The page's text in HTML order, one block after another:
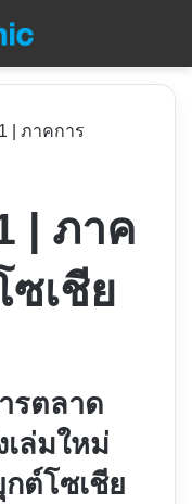
| ภาคการ
| ภาค
ซเชีย
รตลาด
เล่มใหม่
ต์โซเชีย